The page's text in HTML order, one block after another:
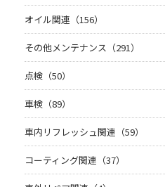
オイル関連（156）
その他メンテナンス（291）
点検（50）
車検（89）
車内リフレッシュ関連（59）
コーティング関連（37）